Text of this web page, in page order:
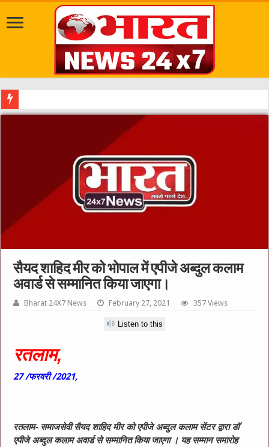
सैयद शाहिद मीर को भोपाल में एपीजे अब्दुल कलाम
अवार्ड से सम्मानित किया जाएगा।
Bharat 24X7 News February 27, 2021 357 Views
Listen to this
रतलाम,
27 /फरवरी /2021,
रतलाम- समाजसेवी सैयद शाहिद मीर को एपीजे अब्दुल कलाम सेंटर द्वारा डॉ
एपीजे अब्दुल कलाम अवार्ड से सम्मानित किया जाएगा । यह सम्मान समारोह